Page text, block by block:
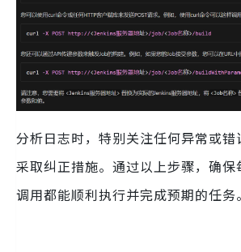
分析日志时，特别关注任何异常或
采取纠正措施。通过以上步骤，确
调用都能顺利执行并完成预期的任务。